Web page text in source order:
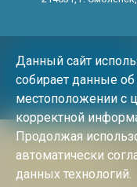
Данный сайт
собирает данные
местоположении с
корректной
Продолжая
автоматически
данных технологий.